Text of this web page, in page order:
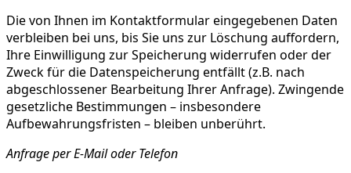
Die von Ihnen im Kontaktformular eingegebenen Daten
verbleiben bei uns, bis Sie uns zur Löschung auffordern,
Ihre Einwilligung zur Speicherung widerrufen oder der
Zweck für die Datenspeicherung entfällt (z.B. nach
abgeschlossener Bearbeitung Ihrer Anfrage). Zwingende
gesetzliche Bestimmungen – insbesondere
Aufbewahrungsfristen – bleiben unberührt.
Anfrage per E-Mail oder Telefon